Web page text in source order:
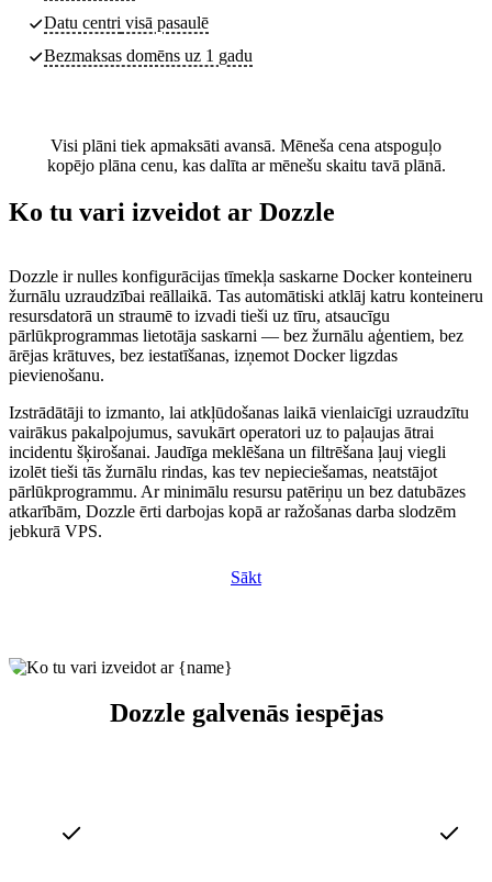
Datu centri visā pasaulē
Bezmaksas domēns uz 1 gadu
Visi plāni tiek apmaksāti avansā. Mēneša cena atspoguļo
kopējo plāna cenu, kas dalīta ar mēnešu skaitu tavā plānā.
Ko tu vari izveidot ar Dozzle
Dozzle ir nulles konfigurācijas tīmekļa saskarne Docker konteineru
žurnālu uzraudzībai reāllaikā. Tas automātiski atklāj katru konteineru
resursdatorā un straumē to izvadi tieši uz tīru, atsaucīgu
pārlūkprogrammas lietotāja saskarni — bez žurnālu aģentiem, bez
ārējas krātuves, bez iestatīšanas, izņemot Docker ligzdas
pievienošanu.
Izstrādātāji to izmanto, lai atkļūdošanas laikā vienlaicīgi uzraudzītu
vairākus pakalpojumus, savukārt operatori uz to paļaujas ātrai
incidentu šķirošanai. Jaudīga meklēšana un filtrēšana ļauj viegli
izolēt tieši tās žurnālu rindas, kas tev nepieciešamas, neatstājot
pārlūkprogrammu. Ar minimālu resursu patēriņu un bez datubāzes
atkarībām, Dozzle ērti darbojas kopā ar ražošanas darba slodzēm
jebkurā VPS.
Sākt
Dozzle galvenās iespējas